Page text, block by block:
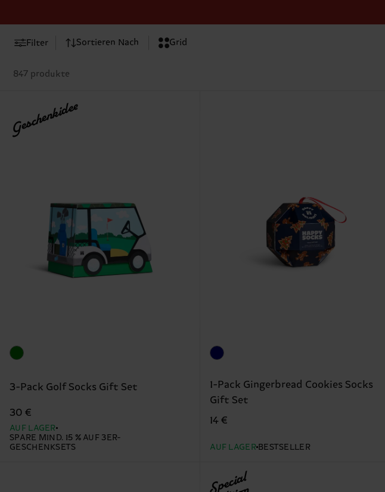
Filter Sortieren Nach Grid
847 produkte
Geschenkidee
3-Pack Golf Socks Gift Set
30 €
AUF LAGER
SPARE MIND. 15 % AUF 3ER-
GESCHENKSETS
1-Pack Gingerbread Cookies Socks
Gift Set
14 €
AUF LAGER BESTSELLER
Special